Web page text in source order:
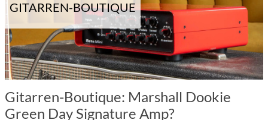
GITARREN-BOUTIQUE
Gitarren-Boutique: Marshall Dookie
Green Day Signature Amp?